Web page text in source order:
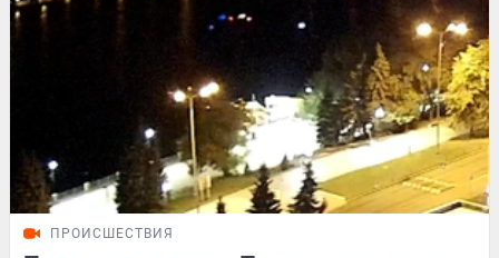
ПРОИСШЕСТВИЯ